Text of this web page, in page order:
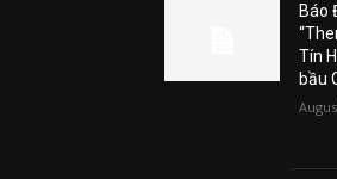
Báo
Tín
bầu